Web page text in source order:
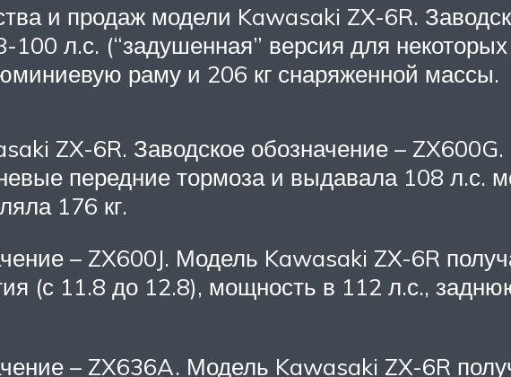
и продаж модели Kawasaki ZX-6R.
л.с. (“задушенная” версия для
раму и 206 кг снаряженной массы.
ZX-6R. Заводское обозначение –
передние тормоза и выдавала 108 л.с.
176 кг.
– ZX600J. Модель Kawasaki ZX-6R
(с 11.8 до 12.8), мощность в 112 л.с.,
– ZX636A. Модель Kawasaki ZX-6R